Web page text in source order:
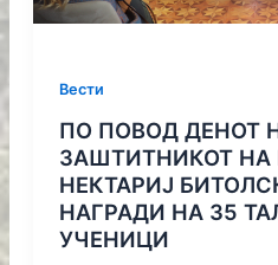
Вести
ПО ПОВОД ДЕНОТ
ЗАШТИТНИКОТ НА
НЕКТАРИЈ
НАГРАДИ НА 35
УЧЕНИЦИ